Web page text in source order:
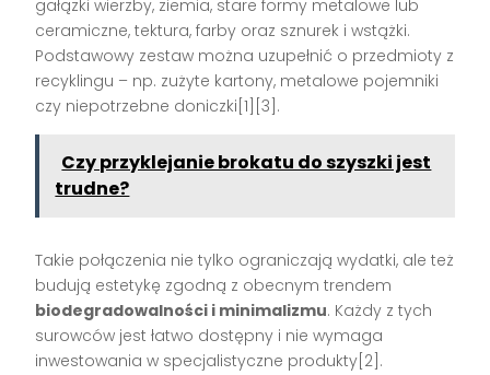
gałązki wierzby, ziemia, stare formy metalowe lub
ceramiczne, tektura, farby oraz sznurek i wstążki.
Podstawowy zestaw można uzupełnić o przedmioty z
recyklingu – np. zużyte kartony, metalowe pojemniki
czy niepotrzebne doniczki[1][3].
Czy przyklejanie brokatu do szyszki jest
trudne?
Takie połączenia nie tylko ograniczają wydatki, ale też
budują estetykę zgodną z obecnym trendem
biodegradowalności i minimalizmu. Każdy z tych
surowców jest łatwo dostępny i nie wymaga
inwestowania w specjalistyczne produkty[2].